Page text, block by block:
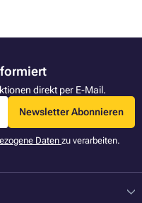
direkt per E-Mail.
Newsletter Abonnieren
Datenzu verarbeiten.